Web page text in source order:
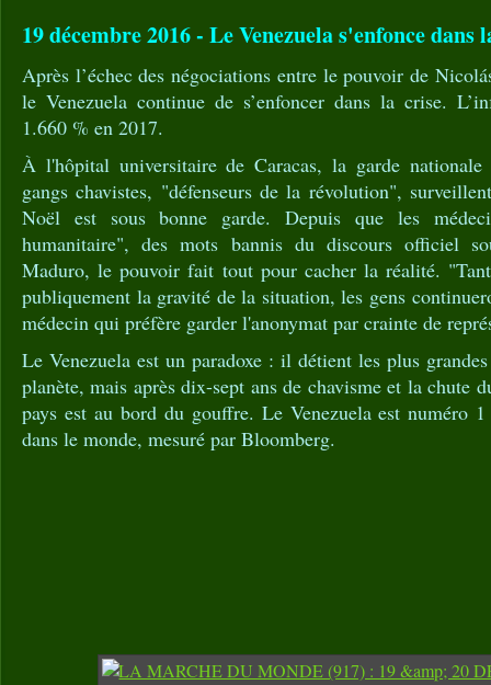
19 décembre 2016 - Le Venezuela s'enfonce dans
Après l’échec des négociations entre le pouvoir de
le Venezuela continue de s’enfoncer dans la crise.
1.660 % en 2017.
À l'hôpital universitaire de Caracas, la garde
gangs chavistes, "défenseurs de la révolution",
Noël est sous bonne garde. Depuis que les
humanitaire", des mots bannis du discours officiel
Maduro, le pouvoir fait tout pour cacher la réalité.
publiquement la gravité de la situation, les gens
médecin qui préfère garder l'anonymat par crainte de
Le Venezuela est un paradoxe : il détient les plus
planète, mais après dix-sept ans de chavisme et la chute
pays est au bord du gouffre. Le Venezuela est numéro
dans le monde, mesuré par Bloomberg.